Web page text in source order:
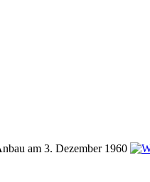
am 3. Dezember 1960